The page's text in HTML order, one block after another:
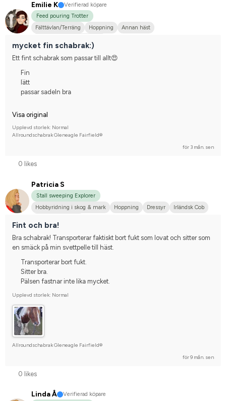
Emilie K
Verifierad köpare
Feed pouring Trotter
Fälttävlan/Terräng
Hoppning
Annan häst
mycket fin schabrak:)
Ett fint schabrak som passar till allt😍
Fin
lätt
passar sadeln bra
Visa original
Upplevd storlek: Normal
Allroundschabrak Gleneagle Fairfield®
för 3 mån. sen
0 likes
Patricia S
Stall sweeping Explorer
Hobbyridning i skog & mark
Hoppning Dressyr
Irländsk Cob
Fint och bra!
Bra schabrak! Transporterar faktiskt bort fukt som lovat och sitter som
en smäck på min svettpelle till häst.
Transporterar bort fukt.
Sitter bra.
Pälsen fastnar inte lika mycket.
Upplevd storlek: Normal
Allroundschabrak Gleneagle Fairfield®
för 9 mån. sen
0 likes
Linda Å
Verifierad köpare